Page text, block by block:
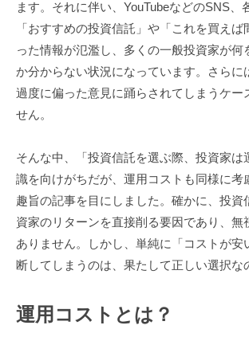
ます。それに伴い、YouTubeなどのSNS、
「おすすめの投資信託」や「これを買え
った情報が氾濫し、多くの一般投資家が何
か分からない状況になっています。さらに
過度に偏った意見に踊らされてしまうケー
せん。
そんな中、「投資信託を選ぶ際、投資家は
識を向けがちだが、運用コストも同様に考
趣旨の記事を目にしました。確かに、投資
資家のリターンを直接削る要因であり、無
ありません。しかし、単純に「コストが安
断してしまうのは、果たして正しい選択な
運用コストとは？